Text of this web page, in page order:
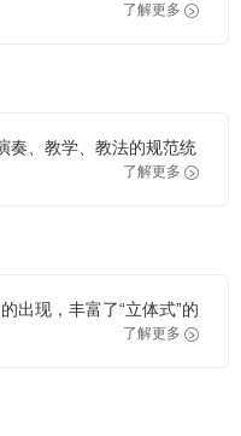
了解更多
奏、教学、教法的规范统
了解更多
出现，丰富了“立体式”的
了解更多